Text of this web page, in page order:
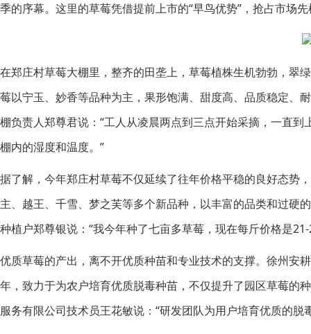
季的序幕。这里的草莓凭借提前上市的“早鸟优势”，抢占市场
在郑庄村草莓大棚里，整齐的田垄上，草莓植株生机勃勃，翠
莓以宁玉、妙香等品种为主，果形饱满、甜度高、品质稳定、
棚负责人郑尊君说：“工人从凌晨两点到三点开始采摘，一直
棚内的湿度和温度。”
据了解，今年郑庄村草莓不仅延续了往年价格平稳的良好态势
主、越王、千雪、梦之芙等多个新品种，以丰富的品类和过硬
种植户郑尊银说：“我今年种了七亩多草莓，现在每斤价格是
优质草莓的产出，离不开优质种苗和专业技术的支撑。徐州安
年，致力于为农户培育优质脱毒种苗，不仅提升了园区草莓的
服务有限公司技术员王花敏说：“研发团队为用户培育优质的